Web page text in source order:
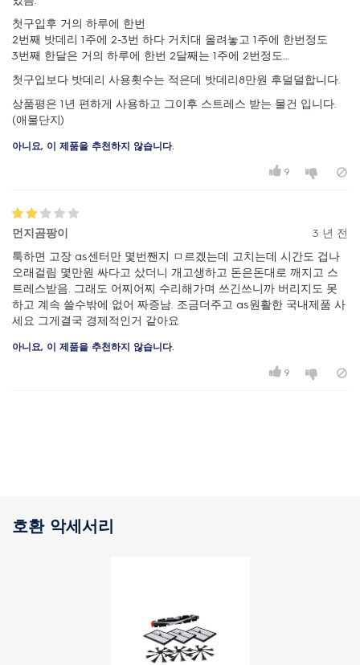
첫구입후 거의 하루에 한번
2번째 밧데리 1주에 2-3번 하다 거치대 올려놓고 1주에 한번정도
3번째 한달은 거의 하루에 한번 2달째는 1주에 2번정도...
첫구입보다 밧데리 사용횟수는 적은데 밧데리8만원 후덜덜합니다.
상품평은 1년 편하게 사용하고 그이후 스트레스 받는 물건 입니다.
(애물단지)
아니요, 이 제품을 추천하지 않습니다.
9
먼지곰팡이
3 년 전
툭하면 고장 as센터만 몇번짼지 ㅁ르겠는데 고치는데 시간도 겁나
오래걸림 몇만원 싸다고 샀더니 개고생하고 돈은돈대로 깨지고 스
트레스받음. 그래도 어찌어찌 수리해가며 쓰긴쓰니까 버리지도 못
하고 계속 쓸수밖에 없어 짜증남. 조금더주고 as원활한 국내제품 사
세요 그게결국 경제적인거 같아요
아니요, 이 제품을 추천하지 않습니다.
9
호환 악세서리